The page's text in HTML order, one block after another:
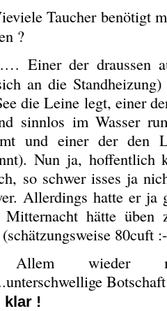
Taucher benötigt
?
der draussen
an die
die Leine legt, einer
sinnlos im Wasser
und einer der den
Nun ja, hoffentlich
so schwer isses ja
Allerdings hatte er ja
hätte üben
80cuft
wieder
klar !